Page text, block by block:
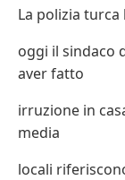
La polizia
oggi il sindaco
aver fatto
irruzione in
media
locali